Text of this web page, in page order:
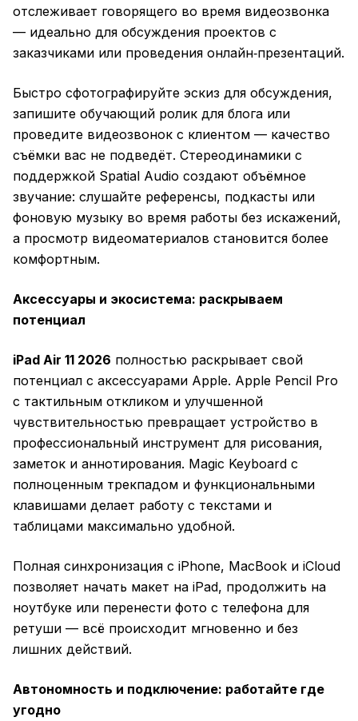
отслеживает говорящего во время видеозвонка
— идеально для обсуждения проектов с
заказчиками или проведения онлайн‑презентаций.
Быстро сфотографируйте эскиз для обсуждения,
запишите обучающий ролик для блога или
проведите видеозвонок с клиентом — качество
съёмки вас не подведёт. Стереодинамики с
поддержкой Spatial Audio создают объёмное
звучание: слушайте референсы, подкасты или
фоновую музыку во время работы без искажений,
а просмотр видеоматериалов становится более
комфортным.
Аксессуары и экосистема: раскрываем
потенциал
iPad Air 11 2026 полностью раскрывает свой
потенциал с аксессуарами Apple. Apple Pencil Pro
с тактильным откликом и улучшенной
чувствительностью превращает устройство в
профессиональный инструмент для рисования,
заметок и аннотирования. Magic Keyboard с
полноценным трекпадом и функциональными
клавишами делает работу с текстами и
таблицами максимально удобной.
Полная синхронизация с iPhone, MacBook и iCloud
позволяет начать макет на iPad, продолжить на
ноутбуке или перенести фото с телефона для
ретуши — всё происходит мгновенно и без
лишних действий.
Автономность и подключение: работайте где
угодно